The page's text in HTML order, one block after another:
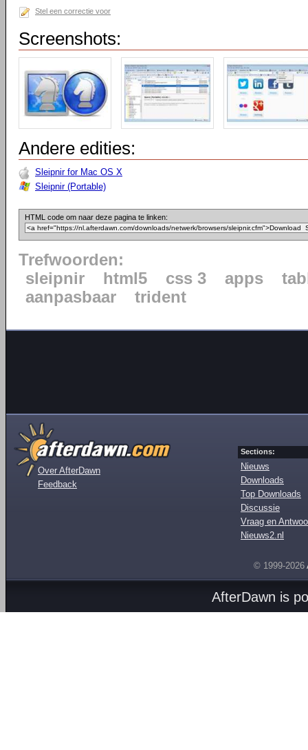
Stel een correctie voor
Screenshots:
Andere edities:
Sleipnir for Mac OS X
Sleipnir (Portable)
HTML code om naar deze pagina te linken:
Trefwoorden:
sleipnir
html5 css 3 apps
aanpasbaar
trident
Over AfterDawn
Feedback
Sections:
Nieuws
Downloads
Top Downloads
Discussie
Vraag en
Nieuws2.nl
© 1999-2026
AfterDawn is